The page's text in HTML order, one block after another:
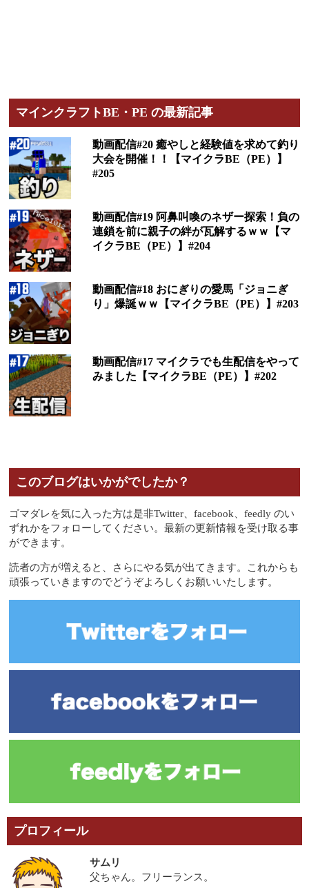
マインクラフトBE・PE の最新記事
動画配信#20 癒やしと経験値を求めて釣り
大会を開催！！【マイクラBE（PE）】
#205
動画配信#19 阿鼻叫喚のネザー探索！負の
連鎖を前に親子の絆が瓦解するｗｗ【マ
イクラBE（PE）】#204
動画配信#18 おにぎりの愛馬「ジョニぎ
り」爆誕ｗｗ【マイクラBE（PE）】#203
動画配信#17 マイクラでも生配信をやって
みました【マイクラBE（PE）】#202
このブログはいかがでしたか？
ゴマダレを気に入った方は是非Twitter、facebook、feedly のい
ずれかをフォローしてください。最新の更新情報を受け取る事
ができます。
読者の方が増えると、さらにやる気が出てきます。これからも
頑張っていきますのでどうぞよろしくお願いいたします。
プロフィール
サムリ
父ちゃん。フリーランス。